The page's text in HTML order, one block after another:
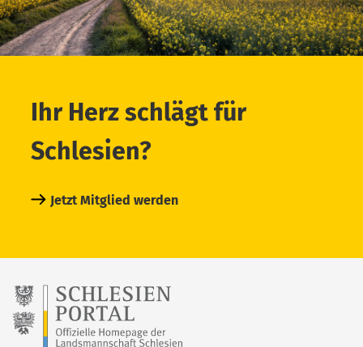
Ihr Herz schlägt für
Schlesien?
Jetzt Mitglied werden